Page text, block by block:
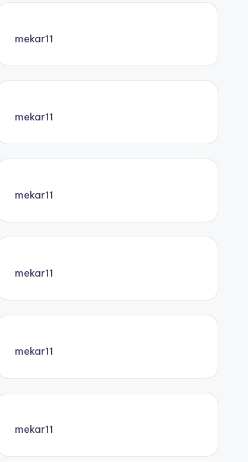
mekar11
mekar11
mekar11
mekar11
mekar11
mekar11